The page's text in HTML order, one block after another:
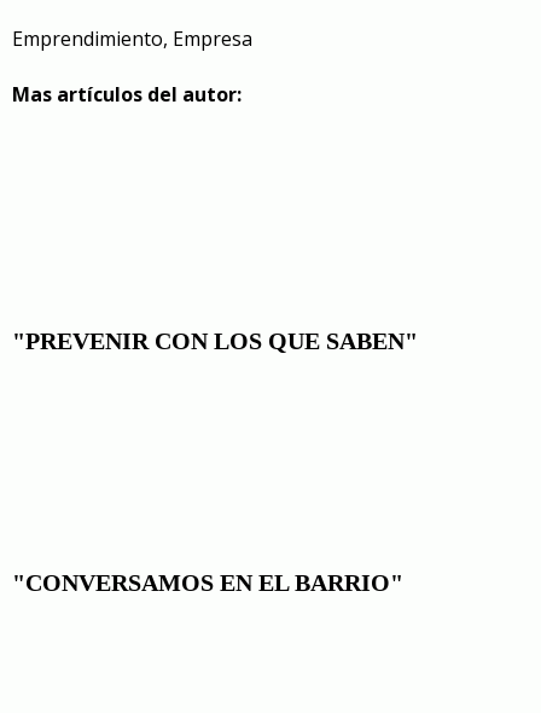
Emprendimiento, Empresa
Mas artículos del autor:
"PREVENIR CON LOS QUE SABEN"
"CONVERSAMOS EN EL BARRIO"